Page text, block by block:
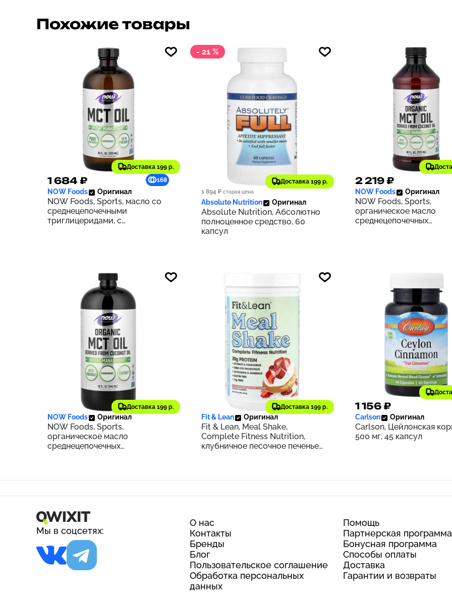
Похожие товары
Доставка 199 р.
1 684 ₽ 168
NOW Foods Оригинал
NOW Foods, Sports, масло со
среднецепочечными
триглицеридами, с
- 21 %
Доставка 199 р.
1 491 ₽
149
1 894 ₽ старая цена
Absolute Nutrition Оригинал
Absolute Nutrition, Абсолютно
полноценное средство, 60
капсул
2 219 ₽
NOW Foods Оригинал
NOW Foods, Sports,
органическое масло
среднецепочечных
Доставка 199 р.
3 590 ₽ 359
NOW Foods Оригинал
NOW Foods, Sports,
органическое масло
среднецепочечных
Доставка 199 р.
3 253 ₽ 325
Fit & Lean Оригинал
Fit & Lean, Meal Shake,
Complete Fitness Nutrition,
клубничное песочное печенье,
1 156 ₽
Carlson Оригинал
Carlson, Цейлонская
500 мг, 45 капсул
Мы в соцсетях:
О нас
Контакты
Бренды
Блог
Пользовательское соглашение
Обработка персональных
данных
Помощь
Партнерская программа
Бонусная программа
Способы оплаты
Доставка
Гарантии и возвраты